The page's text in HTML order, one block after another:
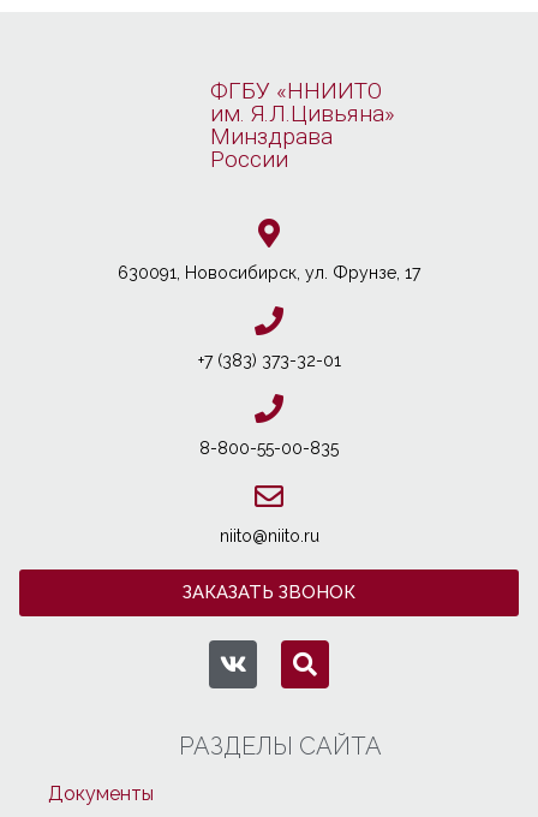
ФГБУ «ННИИТО
им. Я.Л.Цивьяна»
Минздрава
России
630091, Новосибирcк, ул. Фрунзе, 17
+7 (383) 373-32-01
8-800-55-00-835
niito@niito.ru
ЗАКАЗАТЬ ЗВОНОК
РАЗДЕЛЫ САЙТА
Документы